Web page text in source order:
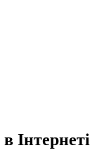
Інтернеті